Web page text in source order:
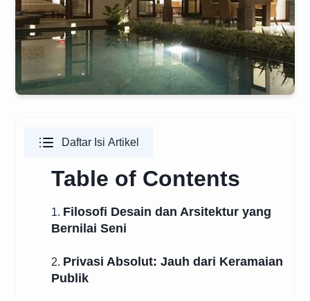
Daftar Isi Artikel
Table of Contents
1. Filosofi Desain dan Arsitektur yang
Bernilai Seni
2. Privasi Absolut: Jauh dari Keramaian
Publik